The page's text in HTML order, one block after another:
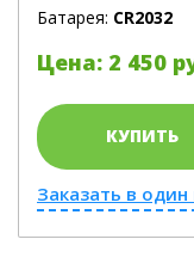
Батарея: CR2032
Цена: 2 450
КУПИТЬ
Заказать в один